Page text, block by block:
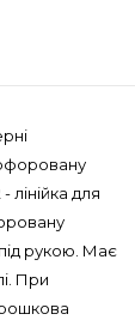
для
рукою. Має
При